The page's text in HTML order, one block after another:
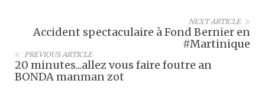
NEXT ARTICLE
Accident spectaculaire à Fond Bernier en
#Martinique
PREVIOUS ARTICLE
20 minutes...allez vous faire foutre an
BONDA manman zot